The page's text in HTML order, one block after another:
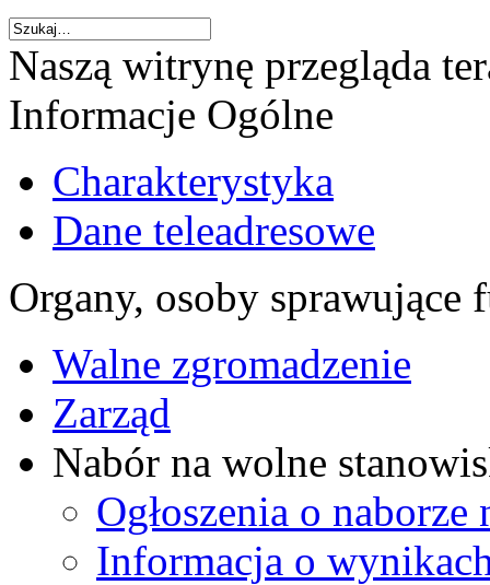
Naszą witrynę przegląda
Informacje Ogólne
Charakterystyka
Dane teleadresowe
Organy, osoby
Walne zgromadzenie
Zarząd
Nabór na wolne
Ogłoszenia o
Informacja o